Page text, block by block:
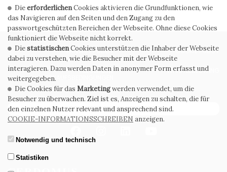
PRIVACY POLICY COOKIE POLICY
ALLGEMEINE
VERKAUFSBEDINGUNGEN
WHISTLEBLOWING
ABONNIEREN SIE DEN NEWSLETTER
DieerforderlichenCookies aktivieren die Grundfunktionen, wie
das Navigieren auf den Seiten und den Zugang zu den
passwortgeschützten Bereichen der Webseite. Ohne diese Cookies
funktioniert die Webseite nicht korrekt.
DiestatistischenCookies unterstützen die Inhaber der Webseite
dabei zu verstehen, wie die Besucher mit der Webseite
interagieren. Dazu werden Daten in anonymer Form erfasst und
weitergegeben.
Die Cookies für das Marketingwerden verwendet, um die
Besucher zu überwachen. Ziel ist es, Anzeigen zu schalten, die für
den einzelnen Nutzer relevant und ansprechend sind.
COOKIE-INFORMATIONSSCHREIBEN anzeigen.
Notwendig und technisch
Statistiken